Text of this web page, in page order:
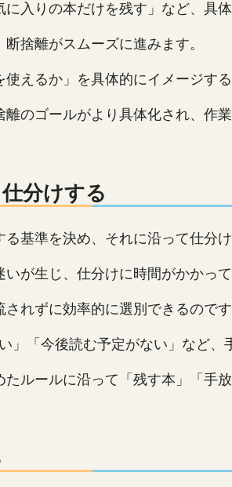
に入りの本だけを残す」など、具
捨離がスムーズに進みます。
使えるか」を具体的にイメージす
のゴールがより具体化され、作
分けする
基準を決め、それに沿って仕分け
が生じ、仕分けに時間がかかって
れずに効率的に選別できるのです
」「今後読む予定がない」など
ルールに沿って「残す本」「手